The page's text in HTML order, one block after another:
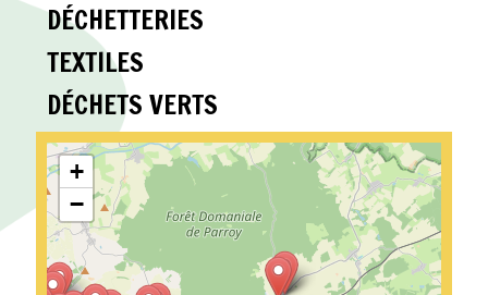
DÉCHETTERIES
TEXTILES
DÉCHETS VERTS
+
−